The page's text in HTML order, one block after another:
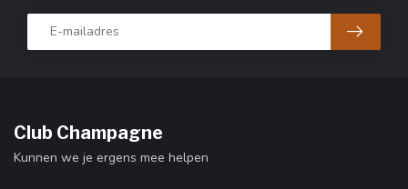
Club Champagne
Kunnen we je ergens mee helpen